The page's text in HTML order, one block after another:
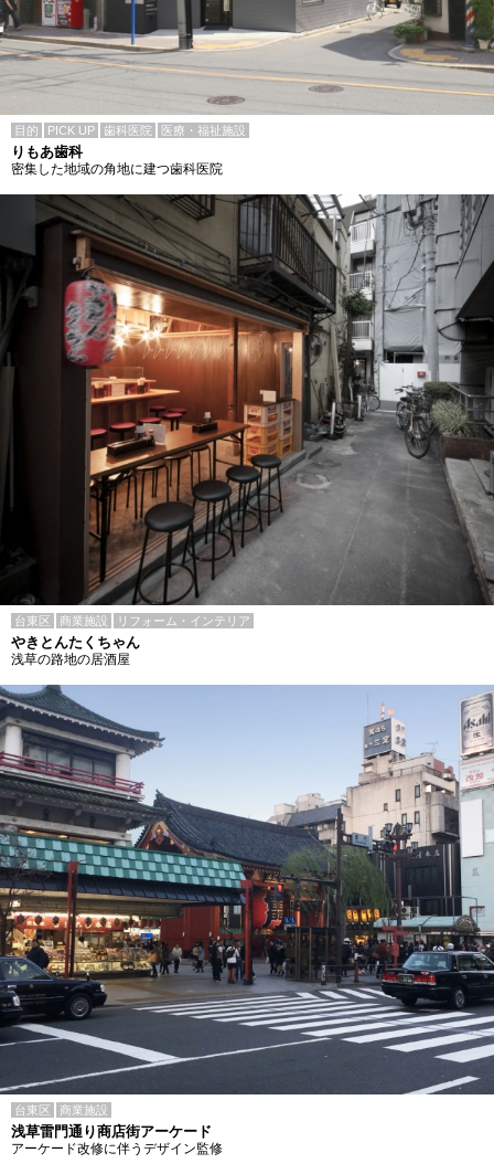
目的 PICK UP 歯科医院 医療・福祉施設
りもあ歯科
密集した地域の角地に建つ歯科医院
台東区 商業施設 リフォーム・インテリア
やきとんたくちゃん
浅草の路地の居酒屋
台東区 商業施設
浅草雷門通り商店街アーケード
アーケード改修に伴うデザイン監修